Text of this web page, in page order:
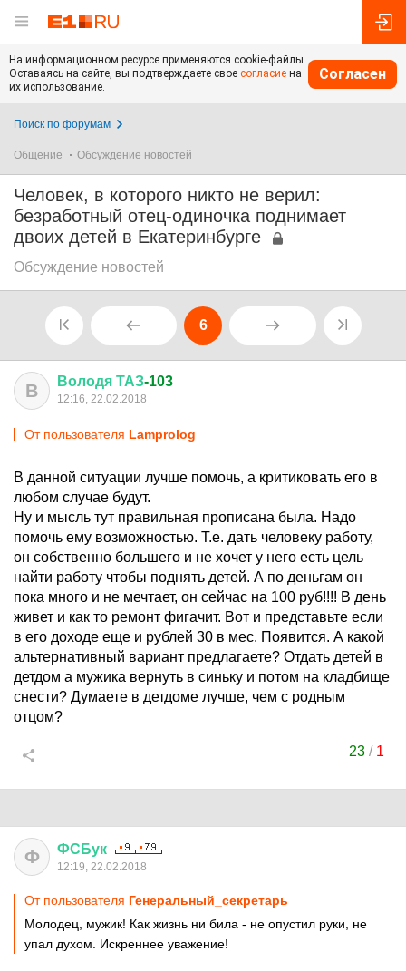
На информационном ресурсе применяются cookie-файлы.
Оставаясь на сайте, вы подтверждаете свое согласие на
их использование.
Согласен
Поиск по форумам
Общение Обсуждение новостей
Человек, в которого никто не верил:
безработный отец-одиночка поднимает
двоих детей в Екатеринбурге
Обсуждение новостей
6
В Володя ТАЗ-103
12:16, 22.02.2018
От пользователя Lamprolog
В данной ситуации лучше помочь, а критиковать его в
любом случае будут.
Ну и мысль тут правильная прописана была. Надо
помочь ему возможностью. Т.е. дать человеку работу,
он собственно большего и не хочет у него есть цель
найти работу чтобы поднять детей. А по деньгам он
пока много и не мечтает, он сейчас на 100 руб!!!! В день
живет и как то ремонт фигачит. Вот и представьте если
в его доходе еще и рублей 30 в мес. Появится. А какой
альтернативный вариант предлагаете? Отдать детей в
детдом а мужика вернуть в синьку и потом на кладбище
снести? Думаете в детдоме лучше, чем с родным
отцом?
23 / 1
Ф ФСБук
12:19, 22.02.2018
От пользователя Генеральный_секретарь
Молодец, мужик! Как жизнь ни била - не опустил руки, не
упал духом. Искреннее уважение!